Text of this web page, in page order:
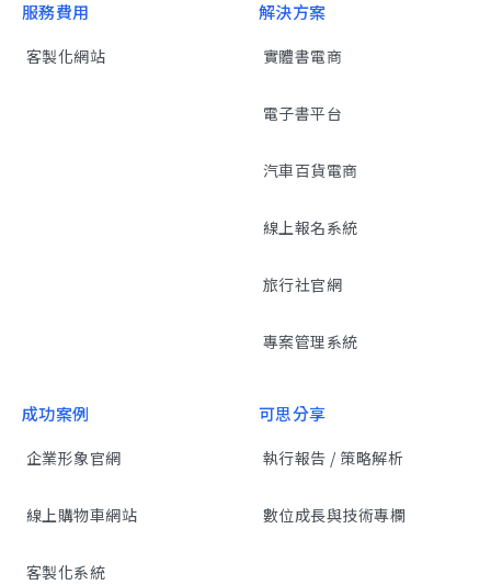
服務費用
客製化網站
解決方案
實體書電商
電子書平台
汽車百貨電商
線上報名系統
旅行社官網
專案管理系統
成功案例
企業形象官網
線上購物車網站
客製化系統
可思分享
執行報告 / 策略解析
數位成長與技術專欄